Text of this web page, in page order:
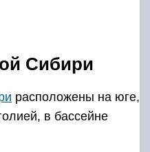
Сибири
расположены на юге,
в бассейне